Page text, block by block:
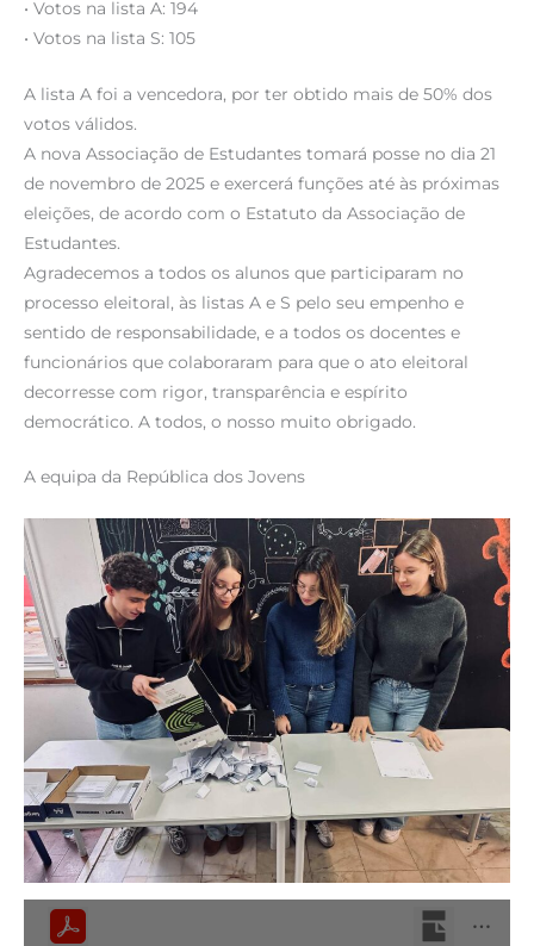
• Votos na lista A: 194
• Votos na lista S: 105
A lista A foi a vencedora, por ter obtido mais de 50% dos
votos válidos.
A nova Associação de Estudantes tomará posse no dia 21
de novembro de 2025 e exercerá funções até às próximas
eleições, de acordo com o Estatuto da Associação de
Estudantes.
Agradecemos a todos os alunos que participaram no
processo eleitoral, às listas A e S pelo seu empenho e
sentido de responsabilidade, e a todos os docentes e
funcionários que colaboraram para que o ato eleitoral
decorresse com rigor, transparência e espírito
democrático. A todos, o nosso muito obrigado.
A equipa da República dos Jovens